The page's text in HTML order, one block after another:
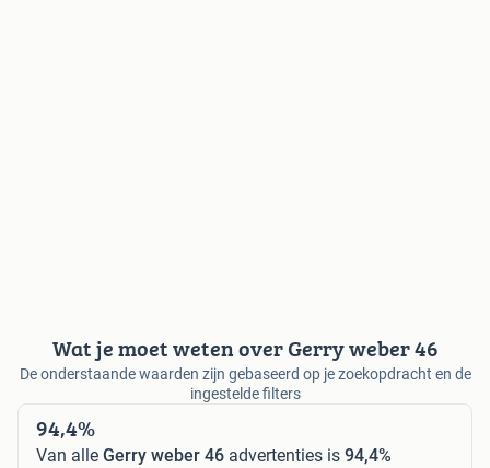
Wat je moet weten over Gerry weber 46
De onderstaande waarden zijn gebaseerd op je zoekopdracht en de
ingestelde filters
94,4%
Van alle Gerry weber 46 advertenties is 94,4%